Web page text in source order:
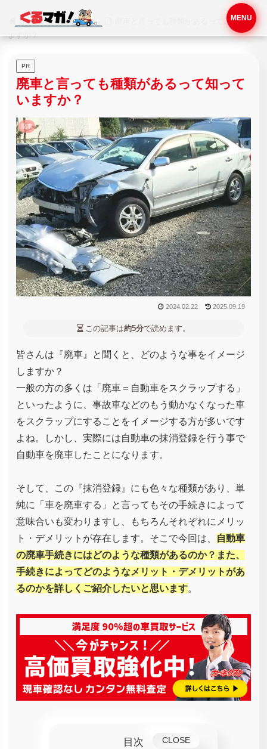
ホーム 廃車
廃車と言っても種類があるって知ってい
ますか？
PR
廃車と言っても種類があるって知って
いますか？
廃車
2024.02.22 2025.09.19
この記事は約5分で読めます。
皆さんは『廃車』と聞くと、どのような事をイメージ
しますか？
一般の方の多くは「廃車＝自動車をスクラップする」
といったように、事故車などのもう動かなくなった車
をスクラップにすることをイメージする方が多いです
よね。しかし、実際には自動車の抹消登録を行う事で
自動車を廃車したことになります。
そして、この『抹消登録』にも色々な種類があり、単
純に「車を廃車する」と言ってもその手続きによって
意味合いも変わりますし、もちろんそれぞれにメリッ
ト・デメリットが存在します。そこで今回は、
自動車
の廃車手続きにはどのような種類があるのか？また、
手続きによってどのようなメリット・デメリットがあ
るのかを詳しくご紹介したいと思います。
目次
MENU